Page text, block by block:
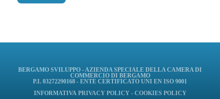
BERGAMO SVILUPPO - AZIENDA SPECIALE DELLA CAMERA DI
COMMERCIO DI BERGAMO
P.I. 03272290168 - ENTE CERTIFICATO UNI EN ISO 9001
INFORMATIVA PRIVACY POLICY- COOKIES POLICY